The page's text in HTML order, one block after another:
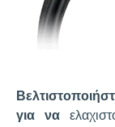
για να